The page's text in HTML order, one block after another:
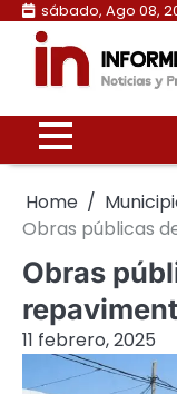
Skip
content
sábado, Ago 08,
Home
Obras públicas
Obras
11 febrero, 2025